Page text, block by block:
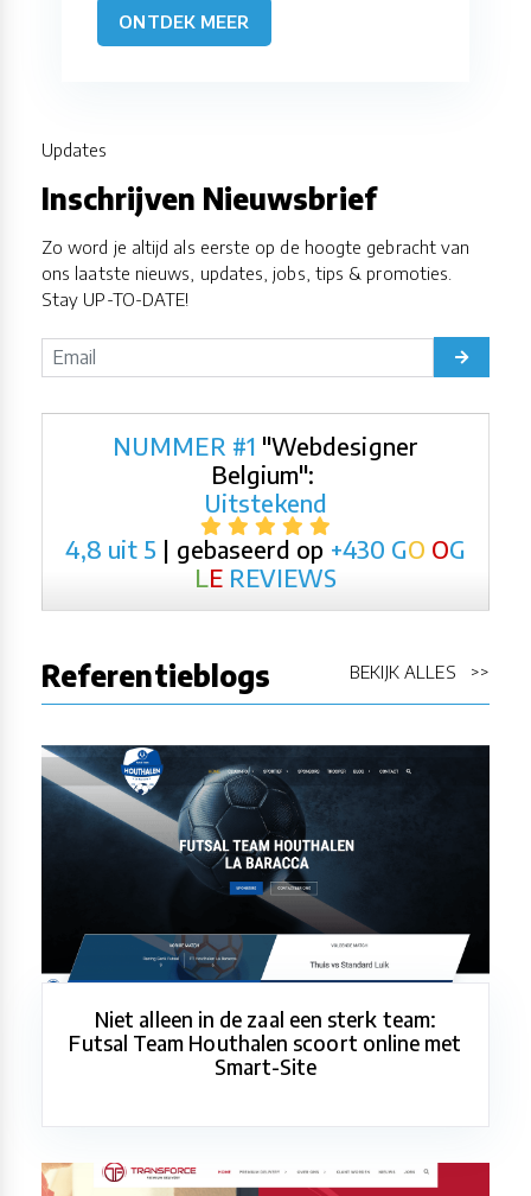
ONTDEK MEER
Updates
Inschrijven Nieuwsbrief
Zo word je altijd als eerste op de hoogte gebracht van
ons laatste nieuws, updates, jobs, tips & promoties.
Stay UP-TO-DATE!
NUMMER #1 "Webdesigner
Belgium":
Uitstekend
4,8 uit 5 | gebaseerd op +430 GO OG
LE REVIEWS
Referentieblogs BEKIJK ALLES >>
Niet alleen in de zaal een sterk team:
Futsal Team Houthalen scoort online met
Smart-Site